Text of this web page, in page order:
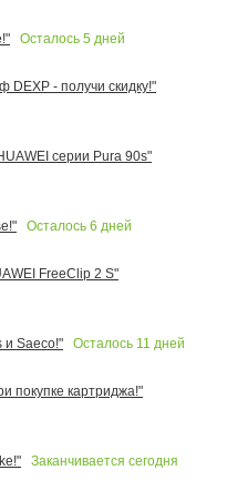
Осталось 5 дней
DEXP - получи скидку!"
серии Pura 90s"
Осталось 6 дней
FreeClip 2 S"
Saeco!"
Осталось 11 дней
покупке картриджа!"
Заканчивается сегодня